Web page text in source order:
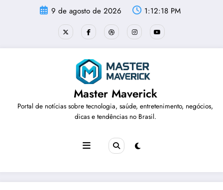
9 de agosto de 2026 1:12:19 PM
Master Maverick
Portal de notícias sobre tecnologia, saúde, entretenimento, negócios,
dicas e tendências no Brasil.